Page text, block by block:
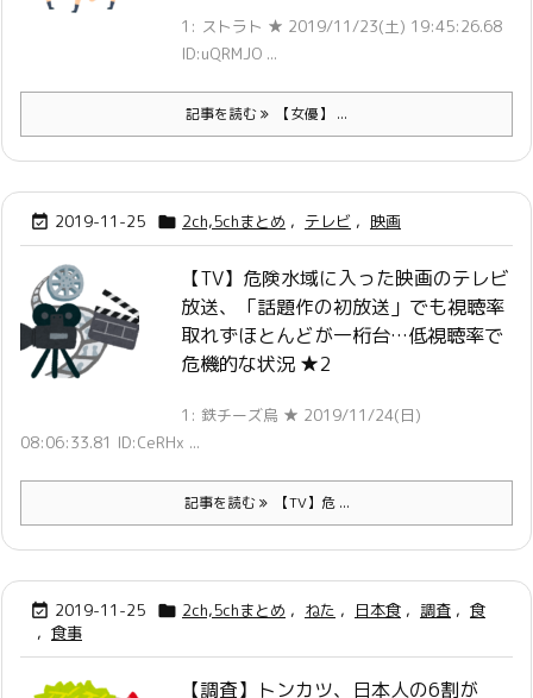
1: ストラト ★ 2019/11/23(土) 19:45:26.68
ID:uQRMJO ...
記事を読む 【女優】 ...
 2019-11-25  2ch,5chまとめ , テレビ , 映画
【TV】危険水域に入った映画のテレビ
放送、「話題作の初放送」でも視聴率
取れずほとんどが一桁台…低視聴率で
危機的な状況 ★2
1: 鉄チーズ烏 ★ 2019/11/24(日)
08:06:33.81 ID:CeRHx ...
記事を読む 【TV】危 ...
 2019-11-25  2ch,5chまとめ , ねた , 日本食 , 調査 , 食
, 食事
【調査】トンカツ、日本人の6割が